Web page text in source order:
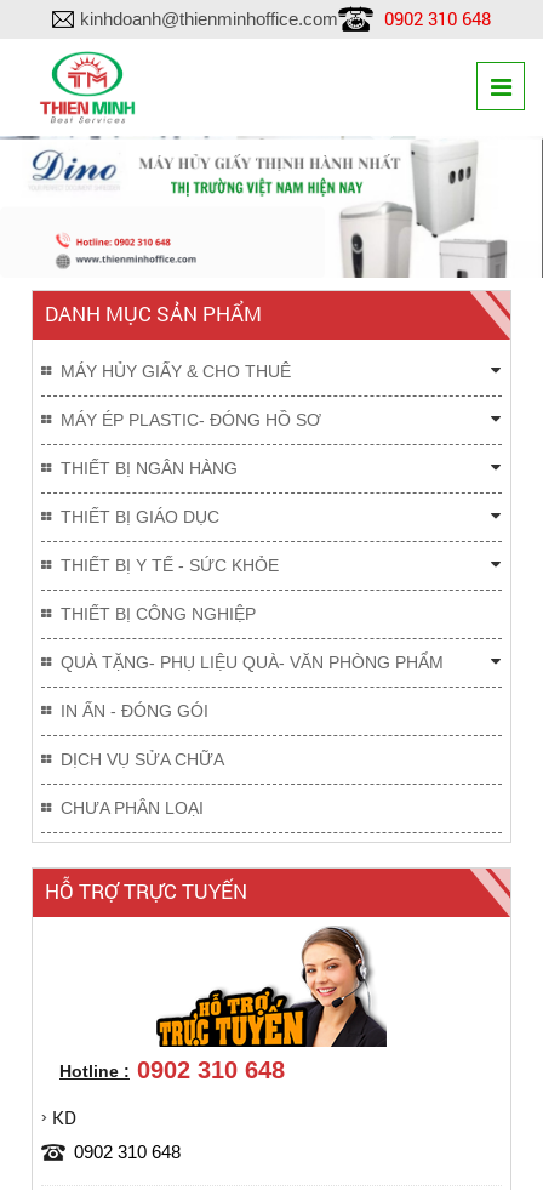
kinhdoanh@thienminhoffice.com 0902 310 648
DANH MỤC SẢN PHẨM
MÁY HỦY GIẤY & CHO THUÊ
MÁY ÉP PLASTIC- ĐÓNG HỒ SƠ
THIẾT BỊ NGÂN HÀNG
THIẾT BỊ GIÁO DỤC
THIẾT BỊ Y TẾ - SỨC KHỎE
THIẾT BỊ CÔNG NGHIỆP
QUÀ TẶNG- PHỤ LIỆU QUÀ- VĂN PHÒNG PHẨM
IN ẤN - ĐÓNG GÓI
DỊCH VỤ SỬA CHỮA
CHƯA PHÂN LOẠI
HỖ TRỢ TRỰC TUYẾN
Hotline : 0902 310 648
KD
0902 310 648